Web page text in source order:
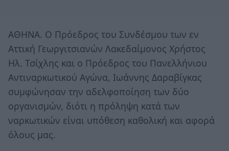
ΑΘΗΝΑ. Ο Πρόεδρος του Συνδέσμου των εν
Αττική Γεωργιτσιανών Λακεδαίμονος Χρήστος
Ηλ. Τσίχλης και ο Πρόεδρος του Πανελλήνιου
Αντιναρκωτικού Αγώνα, Ιωάννης Δαραβίγκας
συμφώνησαν την αδελφοποίηση των δύο
οργανισμών, διότι η πρόληψη κατά των
ναρκωτικών είναι υπόθεση καθολική και αφορά
όλους μας.